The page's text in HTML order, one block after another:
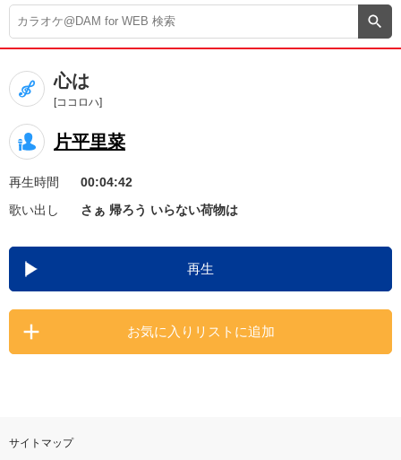
DAM★とも録音
カラオケ＠DAM
ユーザー検索
キャンペーン
お知らせ よくあるご質問
DAMの新曲・ランキングなど
カラオケ最新情報をチェック！
心は
[ココロハ]
片平里菜
再生時間
00:04:42
歌い出し
さぁ 帰ろう いらない荷物は
再生
お気に入りリストに追加
サイトマップ